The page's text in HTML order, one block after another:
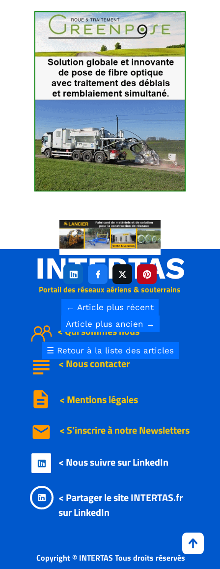
description
subject
email
INTERTAS
<Nouscontacter
< Nous suivre sur LinkedIn
Copyright © INTERTAS Tous droits réservés
< Qui sommes nous
< S’inscrire à notreNewsletters
< Mentions légales
Portail des réseaux aériens & souterrains
< Partager le site INTERTAS.fr
sur LinkedIn


   
← Article plus récent
Article plus ancien →
☰ Retour à la liste des articles